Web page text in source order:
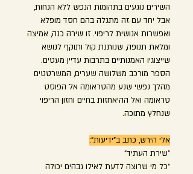
השירים נוגעים בתהומות הנפש ללא הנחות,
אבל יחד עם זה מתגלה בהם חסד מופלא
ואפשרות אנושית לריפוי. זו שירה כנה, אמיצה
ומלאת תנופה, שנותנת קול ותוקף לנושא
שייצוגיו האמנותיים בתרבות עדיין מעטים.
הספר מורכב משלושה שערים, המשרטטים
מהלך נפשי שנע מהטראומה אל הפוסט
טראומה ואל ההיאחזות בחיים וחזון הריפוי
שנחלץ מתוכה.
אלי הירש, כתב ב"ידיעות":
"שירת העתיד"
"כל מי שרוצה לדעת לאילו גבהים יכולה